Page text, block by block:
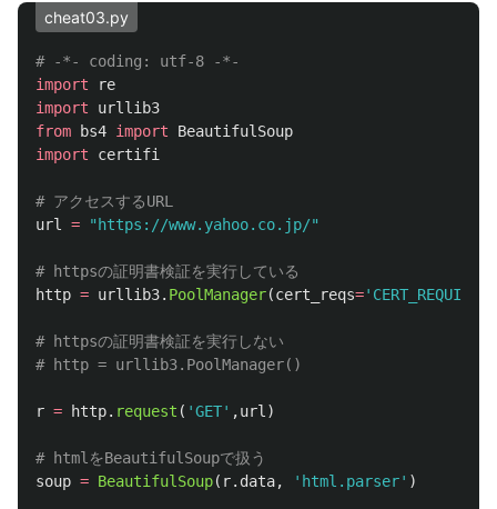
cheat03.py
import
re
import
urllib3
from
bs4 import
BeautifulSoup
import
certifi
url
= " https://www.yahoo.co.jp/"
http = urllib3. PoolManager(cert_reqs=' CERT_REQUIRED
# httpsの証明書検証を実行しない
r = http. request ( 'GET' ,url )
soup = BeautifulSoup( r. data, ' html.parser' )